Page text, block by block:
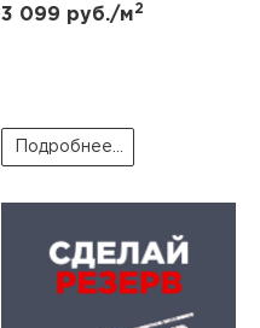
3 099 руб./м2
Подробнее...